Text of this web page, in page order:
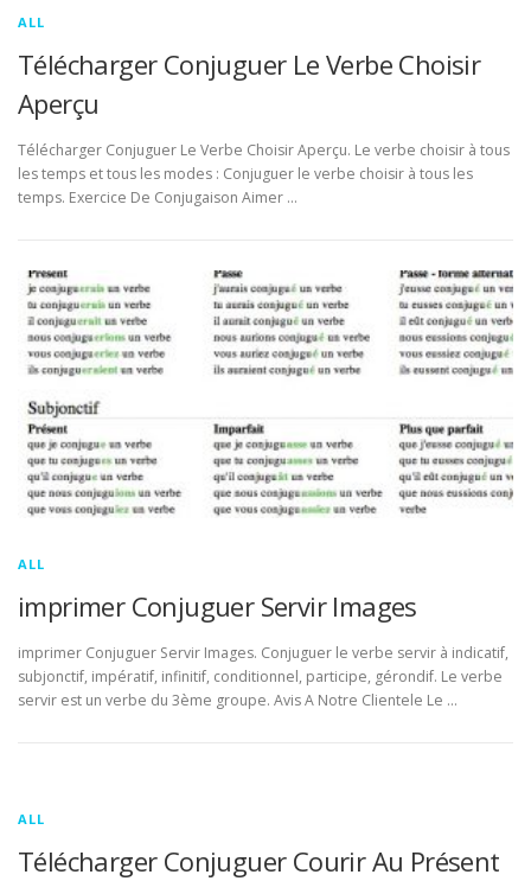
ALL
Télécharger Conjuguer Le Verbe Choisir
Aperçu
Télécharger Conjuguer Le Verbe Choisir Aperçu. Le verbe choisir à tous
les temps et tous les modes : Conjuguer le verbe choisir à tous les
temps. Exercice De Conjugaison Aimer …
ALL
imprimer Conjuguer Servir Images
imprimer Conjuguer Servir Images. Conjuguer le verbe servir à indicatif,
subjonctif, impératif, infinitif, conditionnel, participe, gérondif. Le verbe
servir est un verbe du 3ème groupe. Avis A Notre Clientele Le …
ALL
Télécharger Conjuguer Courir Au Présent